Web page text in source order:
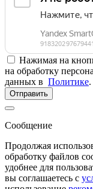
Нажимая на
на обработку
данных в Политике.
Отправить
Сообщение
Продолжая
обработку файлов
удобнее для
вы соглашаетесь с